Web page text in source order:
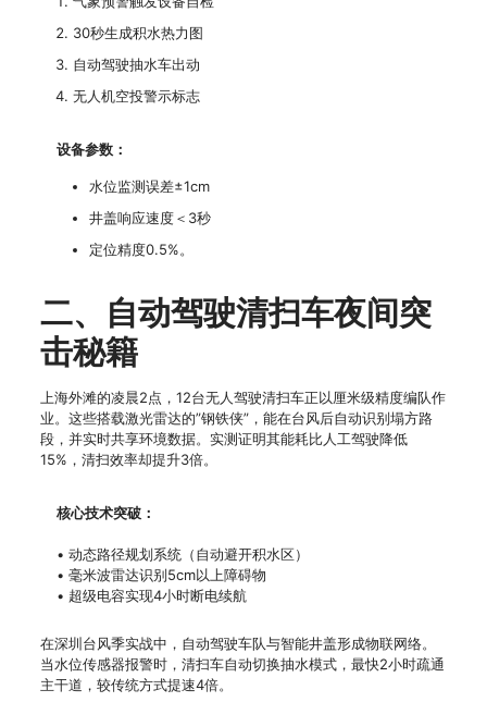
30秒生成积水热力图
自动驾驶抽水车出动
无人机空投警示标志
设备参数：
水位监测误差±1cm
井盖响应速度＜3秒
定位精度0.5%。
二、自动驾驶清扫车夜间突
击秘籍
上海外滩的凌晨2点，12台无人驾驶清扫车正以厘米级精度编队作
业。这些搭载激光雷达的”钢铁侠”，能在台风后自动识别塌方路
段，并实时共享环境数据。实测证明其能耗比人工驾驶降低
15%，清扫效率却提升3倍。
核心技术突破：
• 动态路径规划系统（自动避开积水区）
• 毫米波雷达识别5cm以上障碍物
• 超级电容实现4小时断电续航
在深圳台风季实战中，自动驾驶车队与智能井盖形成物联网络。
当水位传感器报警时，清扫车自动切换抽水模式，最快2小时疏通
主干道，较传统方式提速4倍。